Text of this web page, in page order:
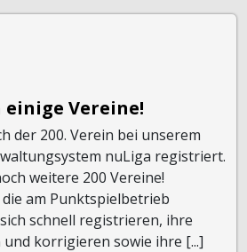
einige Vereine!
der 200. Verein bei unserem
nuLiga registriert.
weitere 200 Vereine!
am Punktspielbetrieb
schnell registrieren, ihre
korrigieren sowie ihre [...]